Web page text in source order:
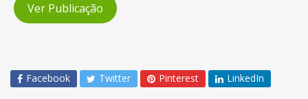
Ver Publicação
Facebook Twitter Pinterest LinkedIn